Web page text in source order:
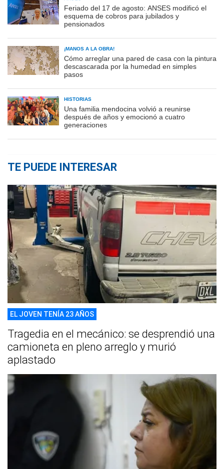
Feriado del 17 de agosto: ANSES modificó el
esquema de cobros para jubilados y
pensionados
¡MANOS A LA OBRA!
Cómo arreglar una pared de casa con la pintura
descascarada por la humedad en simples
pasos
HISTORIAS
Una familia mendocina volvió a reunirse
después de años y emocionó a cuatro
generaciones
TE PUEDE INTERESAR
EL JOVEN TENÍA 23 AÑOS
Tragedia en el mecánico: se desprendió una
camioneta en pleno arreglo y murió
aplastado